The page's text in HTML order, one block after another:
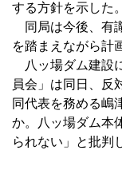
する方針を示した。
同局は今後、有
を踏まえながら計
八ッ場ダム建設
員会」は同日、反
同代表を務める嶋
か。八ッ場ダム本
られない」と批判